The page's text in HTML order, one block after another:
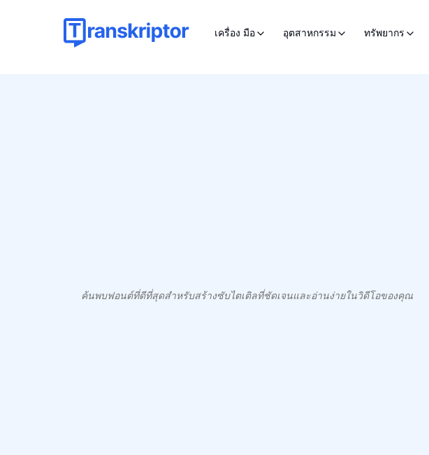
เครื่อง มือ อุตสาหกรรม ทรัพยากร
ค้นพบฟอนต์ที่ดีที่สุดสำหรับสร้างซับไตเติลที่ชัดเจนและอ่านง่ายในวิดีโอของคุณ